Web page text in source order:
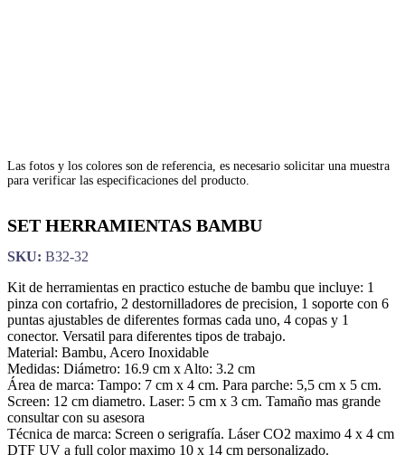
Las fotos y los colores son de referencia, es necesario solicitar una muestra
para verificar las especificaciones del producto.
SET HERRAMIENTAS BAMBU
SKU: B32-32
Kit de herramientas en practico estuche de bambu que incluye: 1
pinza con cortafrio, 2 destornilladores de precision, 1 soporte con 6
puntas ajustables de diferentes formas cada uno, 4 copas y 1
conector. Versatil para diferentes tipos de trabajo.
Material: Bambu, Acero Inoxidable
Medidas: Diámetro: 16.9 cm x Alto: 3.2 cm
Área de marca: Tampo: 7 cm x 4 cm. Para parche: 5,5 cm x 5 cm.
Screen: 12 cm diametro. Laser: 5 cm x 3 cm. Tamaño mas grande
consultar con su asesora
Técnica de marca: Screen o serigrafía. Láser CO2 maximo 4 x 4 cm
DTF UV a full color maximo 10 x 14 cm personalizado.